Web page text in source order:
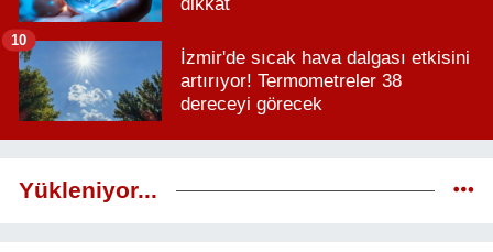
dikkat
İzmir'de sıcak hava dalgası etkisini
artırıyor! Termometreler 38
dereceyi görecek
10
Yükleniyor...